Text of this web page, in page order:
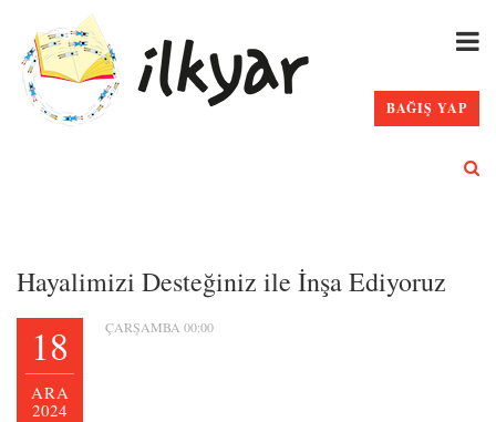
BAĞIŞ YAP
Hayalimizi Desteğiniz ile İnşa Ediyoruz
18
ARA
2024
ÇARŞAMBA 00:00